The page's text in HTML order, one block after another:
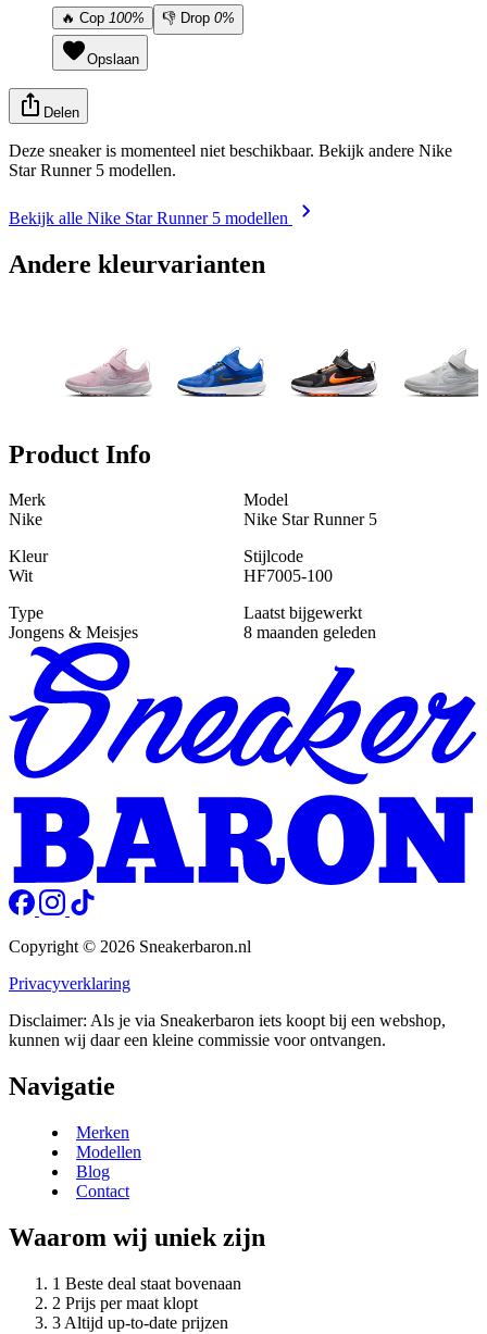
🔥 Cop 100% 👎 Drop 0%
Opslaan
Delen
Deze sneaker is momenteel niet beschikbaar. Bekijk andere Nike
Star Runner 5 modellen.
Bekijk alle Nike Star Runner 5 modellen
Andere kleurvarianten
Product Info
Merk
Nike
Model
Nike Star Runner 5
Kleur
Wit
Stijlcode
HF7005-100
Type
Jongens & Meisjes
Laatst bijgewerkt
8 maanden geleden
Copyright © 2026 Sneakerbaron.nl
Privacyverklaring
Disclaimer: Als je via Sneakerbaron iets koopt bij een webshop,
kunnen wij daar een kleine commissie voor ontvangen.
Navigatie
Merken
Modellen
Blog
Contact
Waarom wij uniek zijn
Beste deal staat bovenaan
Prijs per maat klopt
Altijd up-to-date prijzen